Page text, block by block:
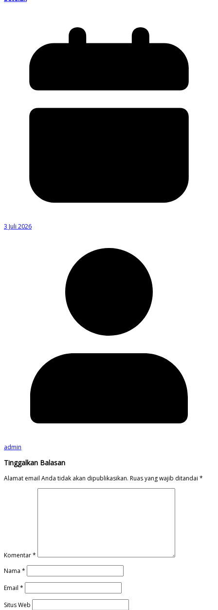
3 Juli 2026
admin
Tinggalkan Balasan
Alamat email Anda tidak akan dipublikasikan. Ruas yang wajib ditandai *
Komentar*
Nama *
Email *
Situs Web